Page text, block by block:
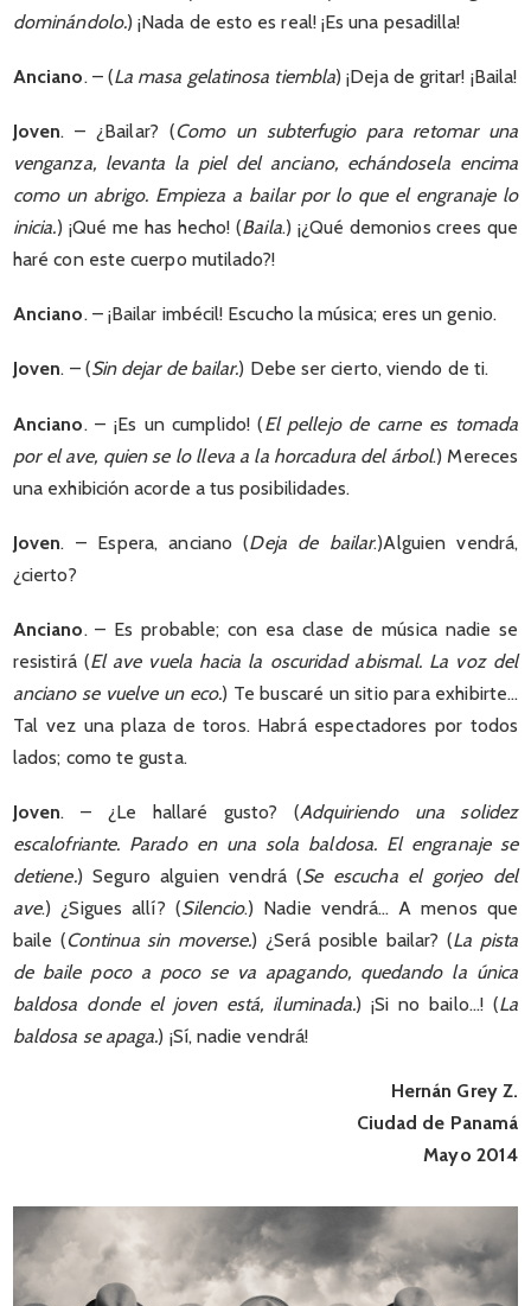
dominándolo.) ¡Nada de esto es real! ¡Es una pesadilla!
Anciano. – (La masa gelatinosa tiembla) ¡Deja de gritar! ¡Baila!
Joven. – ¿Bailar? (Como un subterfugio para retomar una
venganza, levanta la piel del anciano, echándosela encima
como un abrigo. Empieza a bailar por lo que el engranaje lo
inicia.) ¡Qué me has hecho! (Baila.) ¡¿Qué demonios crees que
haré con este cuerpo mutilado?!
Anciano. – ¡Bailar imbécil! Escucho la música; eres un genio.
Joven. – (Sin dejar de bailar.) Debe ser cierto, viendo de ti.
Anciano. – ¡Es un cumplido! (El pellejo de carne es tomada
por el ave, quien se lo lleva a la horcadura del árbol.) Mereces
una exhibición acorde a tus posibilidades.
Joven. – Espera, anciano (Deja de bailar.)Alguien vendrá,
¿cierto?
Anciano. – Es probable; con esa clase de música nadie se
resistirá (El ave vuela hacia la oscuridad abismal. La voz del
anciano se vuelve un eco.) Te buscaré un sitio para exhibirte…
Tal vez una plaza de toros. Habrá espectadores por todos
lados; como te gusta.
Joven. – ¿Le hallaré gusto? (Adquiriendo una solidez
escalofriante. Parado en una sola baldosa. El engranaje se
detiene.) Seguro alguien vendrá (Se escucha el gorjeo del
ave.) ¿Sigues allí? (Silencio.) Nadie vendrá… A menos que
baile (Continua sin moverse.) ¿Será posible bailar? (La pista
de baile poco a poco se va apagando, quedando la única
baldosa donde el joven está, iluminada.) ¡Si no bailo…! (La
baldosa se apaga.) ¡Sí, nadie vendrá!
Hernán Grey Z.
Ciudad de Panamá
Mayo 2014